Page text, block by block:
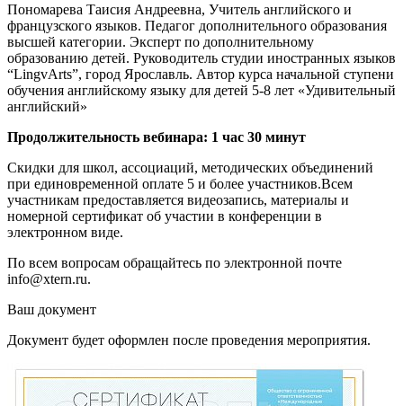
Пономарева Таисия Андреевна, Учитель английского и
французского языков. Педагог дополнительного образования
высшей категории. Эксперт по дополнительному
образованию детей. Руководитель студии иностранных языков
“LingvArts”, город Ярославль. Автор курса начальной ступени
обучения английскому языку для детей 5-8 лет «Удивительный
английский»
Продолжительность вебинара: 1 час 30 минут
Скидки для школ, ассоциаций, методических объединений
при единовременной оплате 5 и более участников.Всем
участникам предоставляется видеозапись, материалы и
номерной сертификат об участии в конференции в
электронном виде.
По всем вопросам обращайтесь по электронной почте
info@xtern.ru.
Ваш документ
Документ будет оформлен после проведения мероприятия.